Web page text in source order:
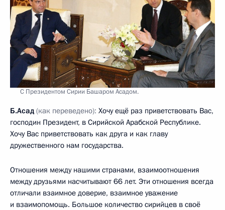
С Президентом Сирии Башаром Асадом.
Б.Асад (как переведено): Хочу ещё раз приветствовать Вас,
господин Президент, в Сирийской Арабской Республике.
Хочу Вас приветствовать как друга и как главу
дружественного нам государства.
Отношения между нашими странами, взаимоотношения
между друзьями насчитывают 66 лет. Эти отношения всегда
отличали взаимное доверие, взаимное уважение
и взаимопомощь. Большое количество сирийцев в своё